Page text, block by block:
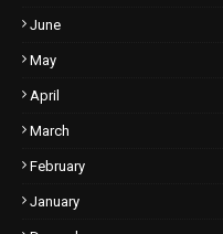
June
May
April
March
February
January